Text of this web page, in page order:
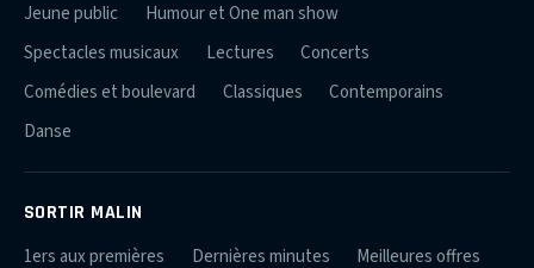
Jeune public
Humour et One man show
Spectacles musicaux
Lectures
Concerts
Comédies et boulevard
Classiques
Contemporains
Danse
SORTIR MALIN
1ers aux premières Dernières minutes
Meilleures offres